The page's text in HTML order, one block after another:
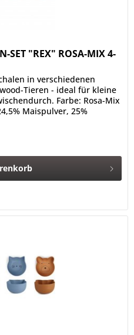
SET "REX" ROSA-MIX 4-
in verschiedenen
Tieren - ideal für kleine
Farbe: Rosa-Mix
Maispulver, 25%